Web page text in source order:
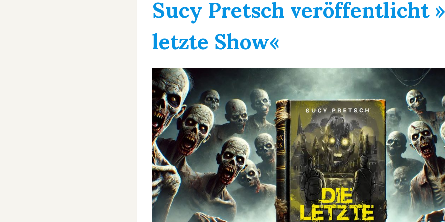
Sucy Pretsch veröffentlicht
letzte Show«